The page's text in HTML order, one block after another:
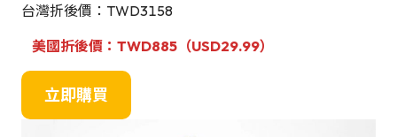
台灣折後價：TWD3158
美國折後價：TWD885（USD29.99）
立即購買